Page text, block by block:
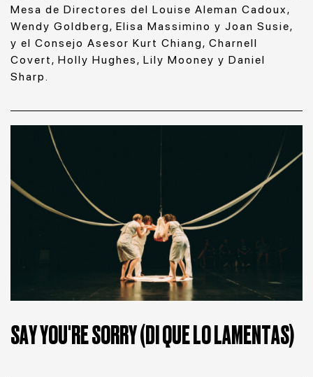
Mesa de Directores del Louise Aleman Cadoux,
Wendy Goldberg, Elisa Massimino y Joan Susie,
y el Consejo Asesor Kurt Chiang, Charnell
Covert, Holly Hughes, Lily Mooney y Daniel
Sharp.
SAY YOU'RE SORRY (DI QUE LO LAMENTAS)